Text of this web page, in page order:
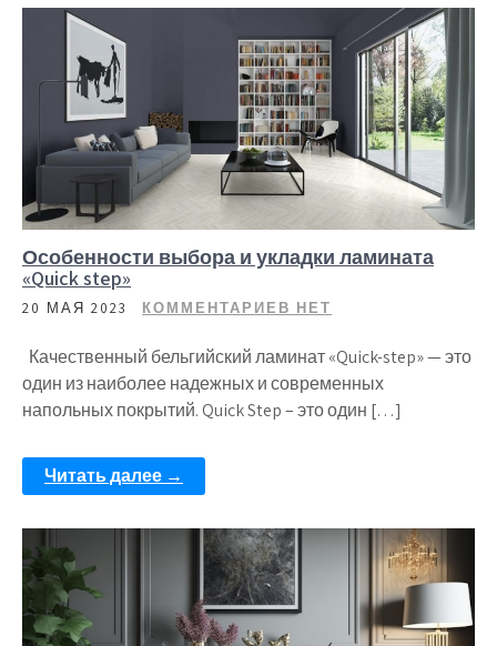
Особенности выбора и укладки ламината
«Quick step»
20 МАЯ 2023 КОММЕНТАРИЕВ НЕТ
Качественный бельгийский ламинат «Quick-step» — это
один из наиболее надежных и современных
напольных покрытий. Quick Step – это один […]
Читать далее →